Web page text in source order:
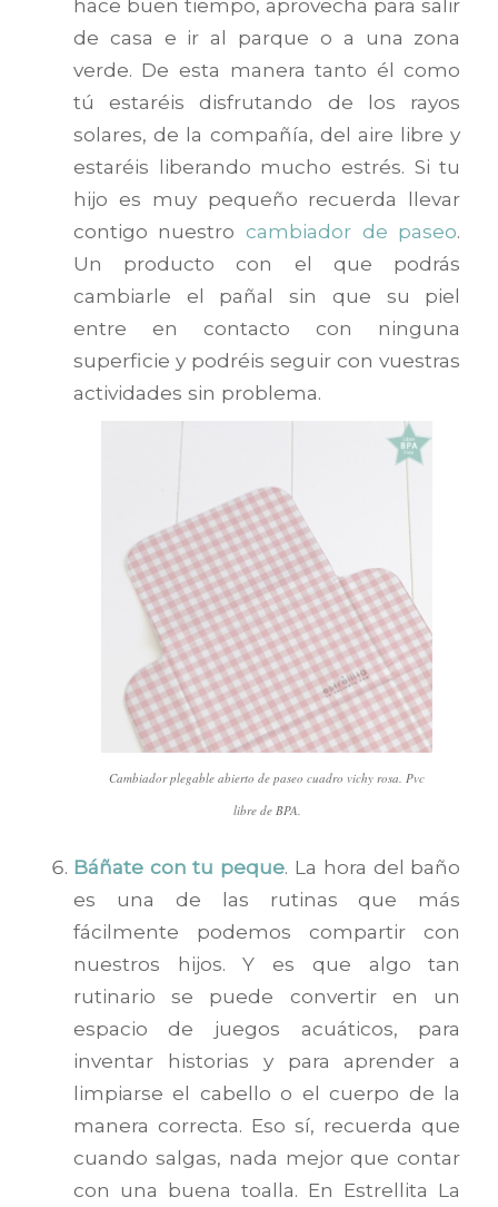
hace buen tiempo, aprovecha para salir
de casa e ir al parque o a una zona
verde. De esta manera tanto él como
tú estaréis disfrutando de los rayos
solares, de la compañía, del aire libre y
estaréis liberando mucho estrés. Si tu
hijo es muy pequeño recuerda llevar
contigo nuestrocambiador de paseo.
Un producto con el que podrás
cambiarle el pañal sin que su piel
entre en contacto con ninguna
superficie y podréis seguir con vuestras
actividades sin problema.
Cambiador plegable abierto de paseo cuadro vichy rosa. Pvc
libre de BPA.
Báñate con tu peque. La hora del baño
es una de las rutinas que más
fácilmente podemos compartir con
nuestros hijos. Y es que algo tan
rutinario se puede convertir en un
espacio de juegos acuáticos, para
inventar historias y para aprender a
limpiarse el cabello o el cuerpo de la
manera correcta. Eso sí, recuerda que
cuando salgas, nada mejor que contar
con una buena toalla. En Estrellita La